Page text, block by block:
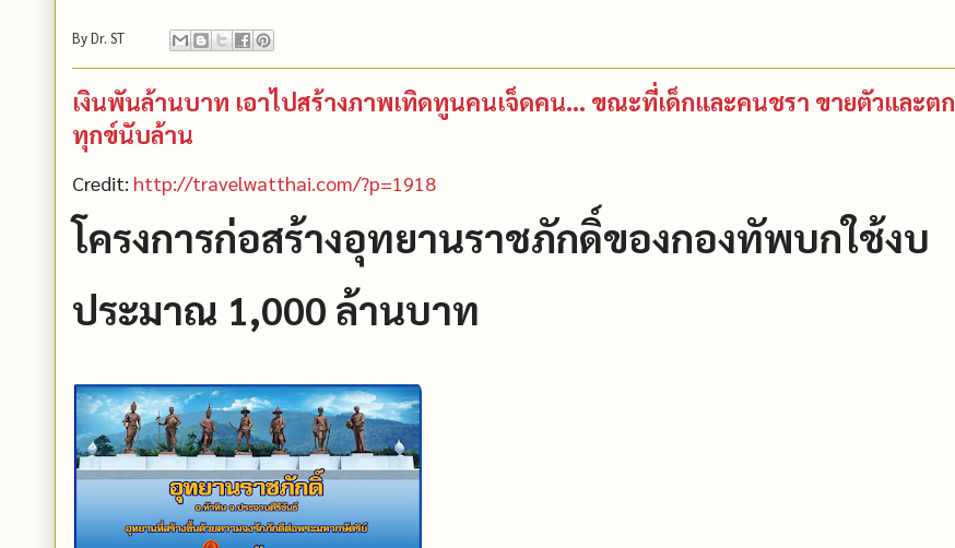
ByDr. ST
เงินพันล้านบาท เอาไปสร้างภาพเทิดทูนคนเจ็ดคน... ขณะที่เด็กและคนชรา ขายตัวและตก
ทุกข์นับล้าน
Credit: http://travelwatthai.com/?p=1918
โครงการก่อสร้างอุทยานราชภักดิ์ของกองทัพบกใช้งบ
ประมาณ 1,000 ล้านบาท